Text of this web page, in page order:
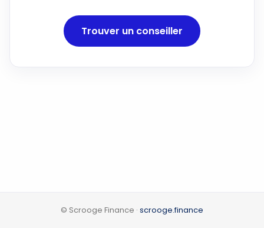
Trouver un conseiller
© Scrooge Finance · scrooge.finance